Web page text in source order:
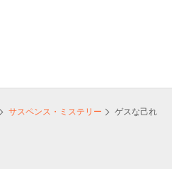
サスペンス・ミステリー
ゲスな己れ